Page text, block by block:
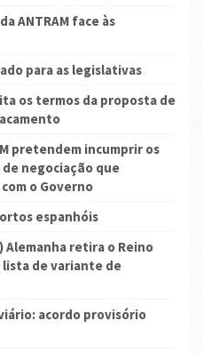
ANTRAM face às
para as legislativas
os termos da proposta de
pretendem incumprir os
negociação que
com o Governo
espanhóis
Alemanha retira o Reino
lista de variante de
acordo provisório